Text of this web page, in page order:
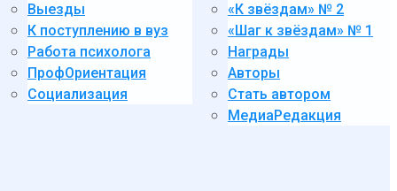
Выезды
К поступлению в вуз
Работа психолога
ПрофОриентация
Социализация
«К звёздам» № 2
«Шаг к звёздам» № 1
Награды
Авторы
Стать автором
МедиаРедакция